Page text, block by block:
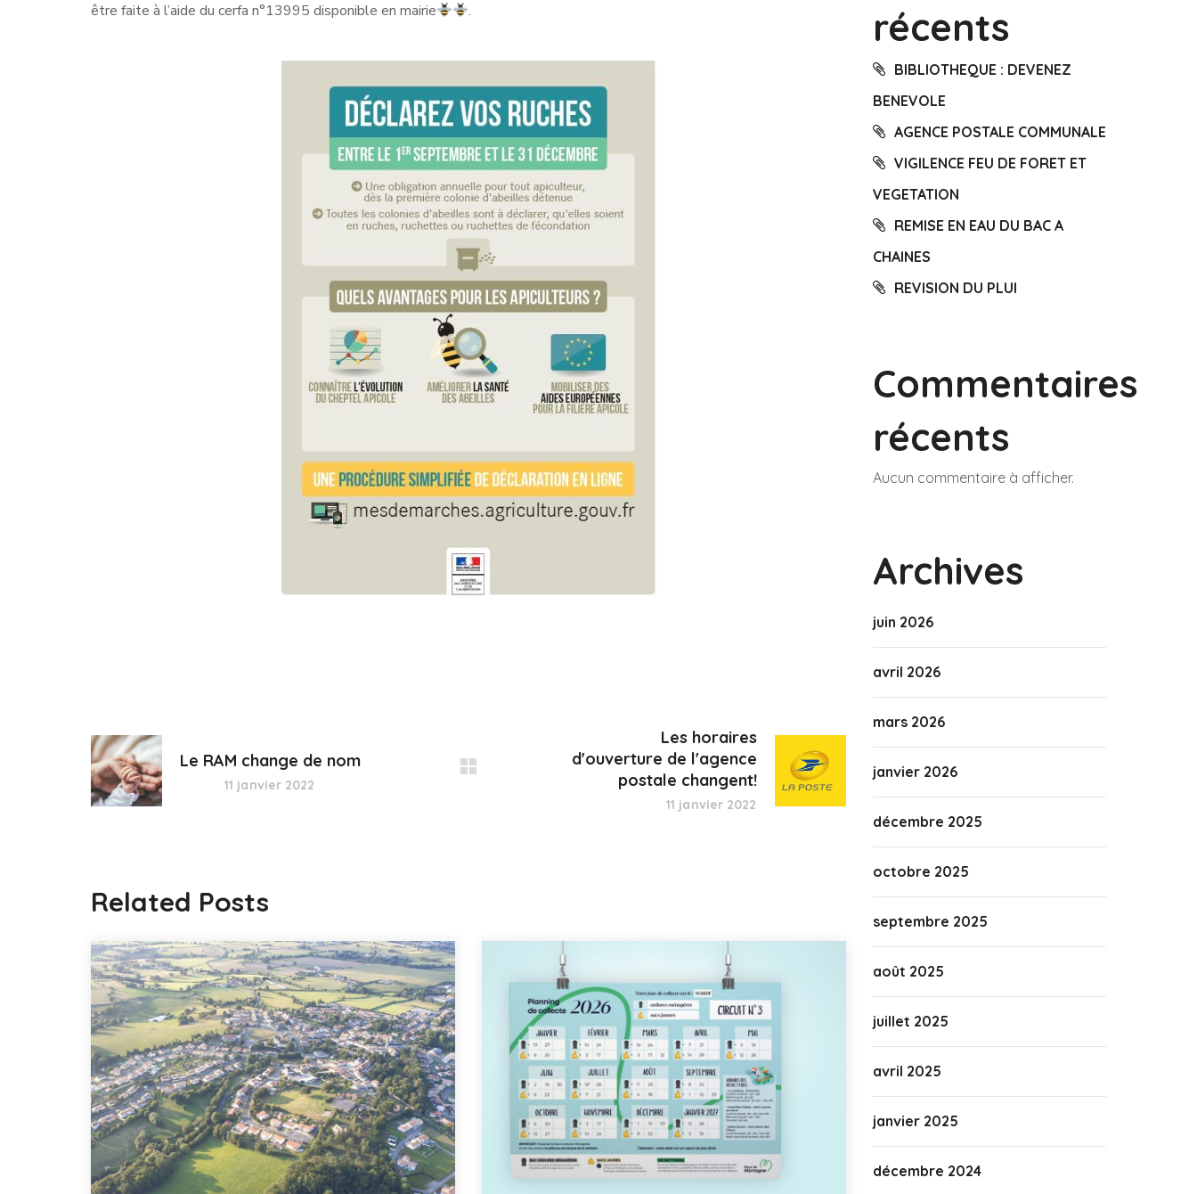
être faite à l’aide du cerfa n°13995 disponible en mairie
.
Le RAM change de nom
11 janvier 2022
Les horaires
d'ouverture de l'agence
postale changent!
11 janvier 2022
Related Posts
récents
BIBLIOTHEQUE : DEVENEZ
BENEVOLE
AGENCE POSTALE COMMUNALE
VIGILENCE FEU DE FORET ET
VEGETATION
REMISE EN EAU DU BAC A
CHAINES
REVISION DU PLUI
Commentaires
récents
Aucun commentaire à afficher.
Archives
juin 2026
avril 2026
mars 2026
janvier 2026
décembre 2025
octobre 2025
septembre 2025
août 2025
juillet 2025
avril 2025
janvier 2025
décembre 2024